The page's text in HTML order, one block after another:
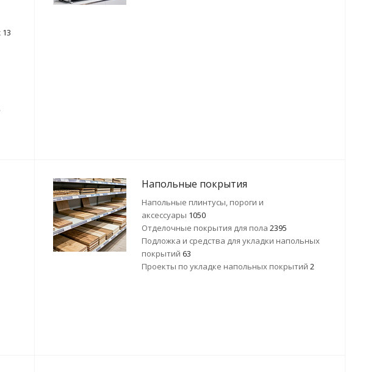
13
Напольные покрытия
Напольные плинтусы, пороги и
аксессуары 1050
Отделочные покрытия для пола 2395
Подложка и средства для укладки напольных
покрытий 63
Проекты по укладке напольных покрытий 2